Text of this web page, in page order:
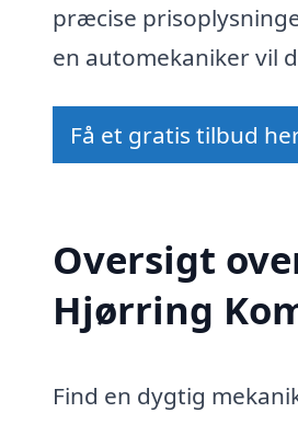
præcise
en automekaniker vil
Få et gratis tilbud
Oversigt
Hjørring
Find en dygtig